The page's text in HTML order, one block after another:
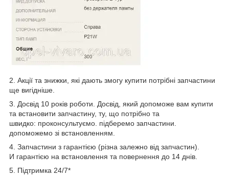
2. Акції та знижки, які дають змогу купити потрібні запчастини
ще вигідніше.
3. Досвід 10 років роботи. Досвід, який допоможе вам купити
та встановити запчастину, ту, що потрібно та
швидко: проконсультуємо. підберемо запчастини.
допоможемо зі встановленням.
4. Запчастини з гарантією (різна залежно від запчастин).
И гарантією на встановлення та повернення до 14 днів.
5. Підтримка 24/7*